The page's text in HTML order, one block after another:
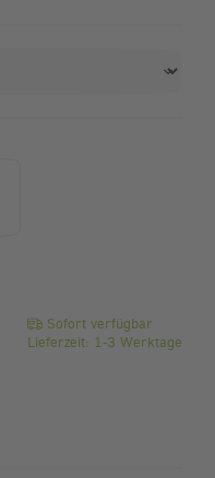
Sofort verfügbar
Lieferzeit: 1-3 Werktage